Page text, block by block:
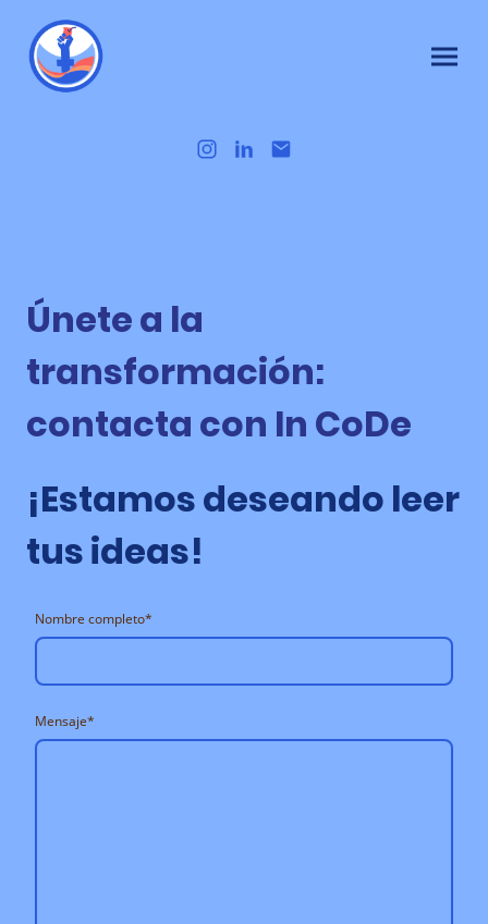
Únete a la
transformación:
contacta con In CoDe
¡Estamos deseando leer
tus ideas!
Nombre completo*
Mensaje*